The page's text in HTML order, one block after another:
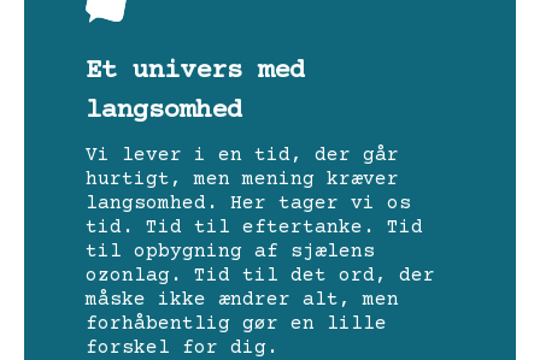
Et univers med
langsomhed
Vi lever i en tid, der går
hurtigt, men mening kræver
langsomhed. Her tager vi os
tid. Tid til eftertanke. Tid
til opbygning af sjælens
ozonlag. Tid til det ord, der
måske ikke ændrer alt, men
forhåbentlig gør en lille
forskel for dig.